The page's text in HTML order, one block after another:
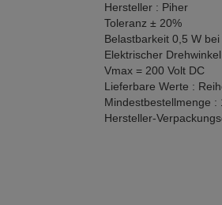
Hersteller : Piher
Toleranz ± 20%
Belastbarkeit 0,5 W bei
Elektrischer
Vmax = 200 Volt DC
Lieferbare Werte :
Mindestbestellmenge :
Hersteller-